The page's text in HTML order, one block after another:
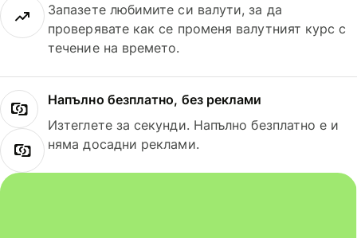
Запазете любимите си валути, за да
проверявате как се променя валутният курс с
течение на времето.
Напълно безплатно, без реклами
Изтеглете за секунди. Напълно безплатно е и
няма досадни реклами.